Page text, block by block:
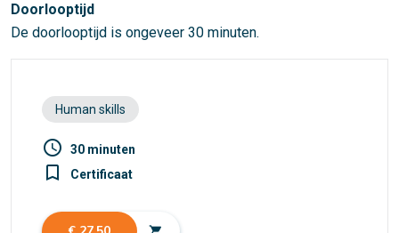
Doorlooptijd
De doorlooptijd is ongeveer 30 minuten.
Human skills
access_time 30 minuten
turned_in_not Certificaat